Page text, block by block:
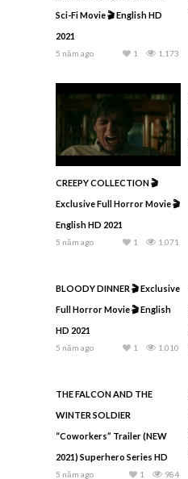
Sci-Fi Movie 🎬 English HD
2021
5 năm ago 1,173
1
CREEPY COLLECTION 🎬
Exclusive Full Horror Movie 🎬
English HD 2021
5 năm ago 1,071
1
BLOODY DINNER 🎬 Exclusive
Full Horror Movie 🎬 English
HD 2021
5 năm ago 1,010
1
THE FALCON AND THE
WINTER SOLDIER
“Coworkers” Trailer (NEW
2021) Superhero Series HD
5 năm ago 984
1